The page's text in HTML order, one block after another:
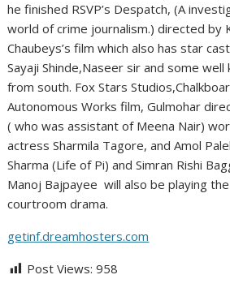
he finished RSVP’s Despatch, (A
world of crime journalism.) directed by
Chaubeys’s film which also has star
Sayaji Shinde,Naseer sir and some
from south. Fox Stars
Autonomous Works film, Gulmohar
( who was assistant of Meena Nair)
actress Sharmila Tagore, and Amol
Sharma (Life of Pi) and Simran Rishi
Manoj Bajpayee will also be playing the
courtroom drama.
getinf.dreamhosters.com
Post Views: 958